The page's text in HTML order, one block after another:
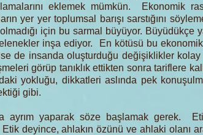
eklemek mümkün. Ekonomik
yer yer toplumsal barışı sarstığını
için bu sarmal büyüyor. Büyüdükçe
inşa ediyor. En kötüsü bu
de insanda oluşturduğu değişiklikler
görüp tanıklık ettikten sonra tariflere
yokluğu, dikkatleri aslında pek
gibi.
ayrım yaparak söze başlamak gerek.
deyince, ahlakın özünü ve ahlaki olanı